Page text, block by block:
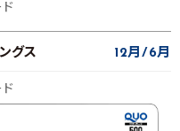
グス 12月 6月